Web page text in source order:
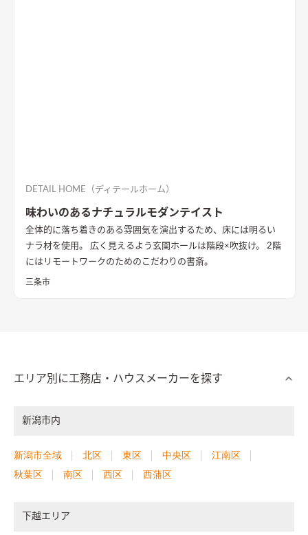
DETAIL HOME（ディテールホーム）
味わいのあるナチュラルモダンテイスト
全体的に落ち着きのある雰囲気を演出するため、床には明るい
ナラ材を使用。 広く見えるよう玄関ホールは階段×吹抜け。 2階
にはリモートワークのためのこだわりの書斎。
三条市
エリア別に工務店・ハウスメーカーを探す
新潟市内
新潟市全域 北区 東区 中央区
江南区
秋葉区
南区 西区 西蒲区
下越エリア